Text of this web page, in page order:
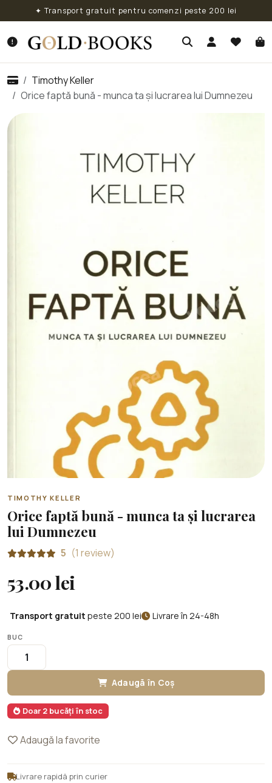
✦ Transport gratuit pentru comenzi peste 200 lei
Timothy Keller
Orice faptă bună - munca ta și lucrarea lui Dumnezeu
TIMOTHY KELLER
Orice faptă bună - munca ta și lucrarea
lui Dumnezeu
5 (1 review)
53.00 lei
Transport gratuit peste 200 lei Livrare în 24-48h
BUC
Adaugă în Coș
Doar 2 bucăți în stoc
Adaugă la favorite
Livrare rapidă prin curier